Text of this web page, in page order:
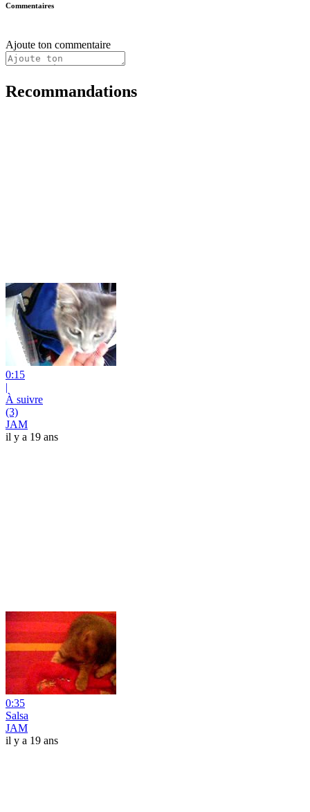
Commentaires
Ajoute ton commentaire
Recommandations
0:15
|
À suivre
(3)
JAM
il y a 19 ans
0:35
Salsa
JAM
il y a 19 ans